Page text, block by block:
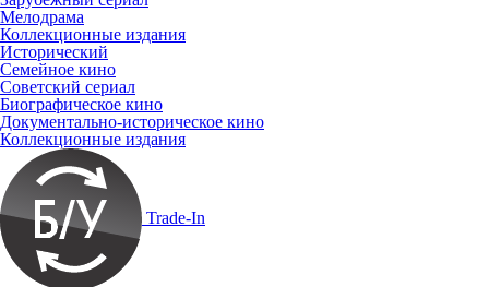
Мелодрама
Коллекционные издания
Исторический
Семейное кино
Советский сериал
Биографическое кино
Документально-историческое кино
Коллекционные издания
Trade-In